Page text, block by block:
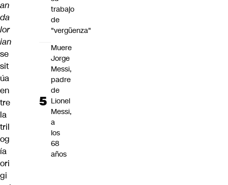
an
da
lor
ian
se
sit
úa
en
tre
la
tril
og
ía
ori
gi
trabajo
de
"vergüenza"
Muere
Jorge
Messi,
padre
de
Lionel
Messi,
a
los
68
años